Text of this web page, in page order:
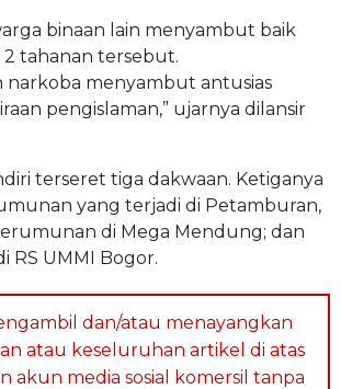
binaan lain menyambut baik
2 tahanan tersebut.
narkoba menyambut antusias
pengislaman,” ujarnya dilansir
terseret tiga dakwaan. Ketiganya
yang terjadi di Petamburan,
di Mega Mendung; dan
RS UMMI Bogor.
dan/atau menayangkan
atau keseluruhan artikel di atas
akun media sosial komersil tanpa